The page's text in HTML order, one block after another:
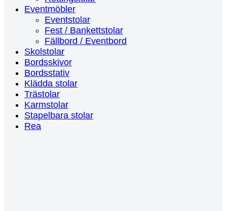
Eventmöbler
Eventstolar
Fest / Bankettstolar
Fällbord / Eventbord
Skolstolar
Bordsskivor
Bordsstativ
Klädda stolar
Trästolar
Karmstolar
Stapelbara stolar
Rea